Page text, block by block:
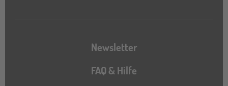
Newsletter
FAQ & Hilfe